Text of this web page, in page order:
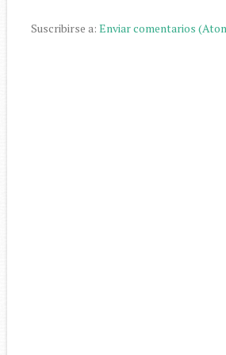
Suscribirse a: Enviar comentarios